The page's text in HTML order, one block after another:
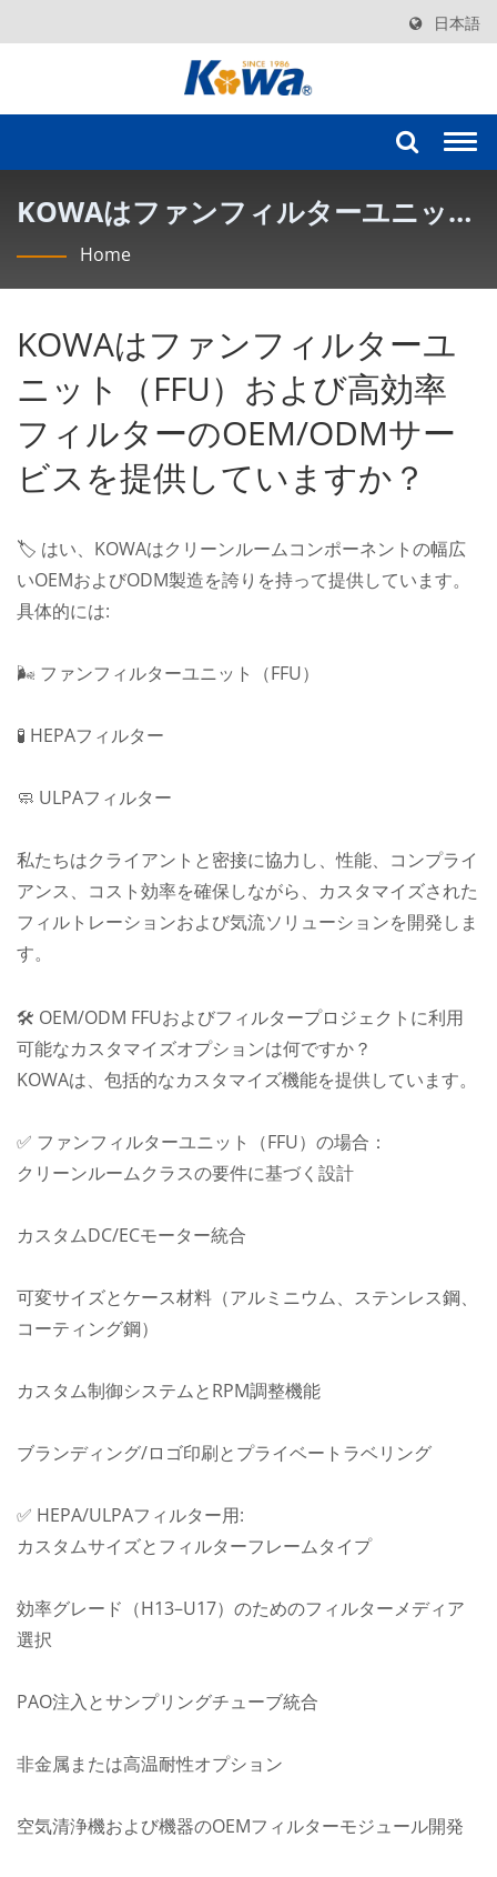
日本語
KOWAはファンフィルターユニット
（FFU）および高効率フィルターの
OEM/ODMサービスを提供していま
すか？ | KOWAの高効率フィルター
技術
Home
KOWAはファンフィルターユ
ニット（FFU）および高効率
フィルターのOEM/ODMサー
ビスを提供していますか？
🏷️ はい、KOWAはクリーンルームコンポーネントの幅広
いOEMおよびODM製造を誇りを持って提供しています。
具体的には:
🌬️ ファンフィルターユニット（FFU）
🧪 HEPAフィルター
🧼 ULPAフィルター
私たちはクライアントと密接に協力し、性能、コンプライ
アンス、コスト効率を確保しながら、カスタマイズされた
フィルトレーションおよび気流ソリューションを開発しま
す。
🛠️ OEM/ODM FFUおよびフィルタープロジェクトに利用
可能なカスタマイズオプションは何ですか？
KOWAは、包括的なカスタマイズ機能を提供しています。
✅ ファンフィルターユニット（FFU）の場合：
クリーンルームクラスの要件に基づく設計
カスタムDC/ECモーター統合
可変サイズとケース材料（アルミニウム、ステンレス鋼、
コーティング鋼）
カスタム制御システムとRPM調整機能
ブランディング/ロゴ印刷とプライベートラベリング
✅ HEPA/ULPAフィルター用:
カスタムサイズとフィルターフレームタイプ
効率グレード（H13–U17）のためのフィルターメディア
選択
PAO注入とサンプリングチューブ統合
非金属または高温耐性オプション
空気清浄機および機器のOEMフィルターモジュール開発